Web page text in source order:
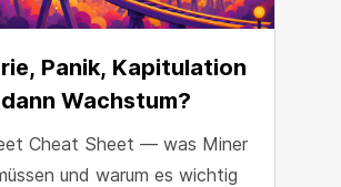
Panik, Kapitulation
Wachstum?
Cheat Sheet — was Miner
und warum es wichtig